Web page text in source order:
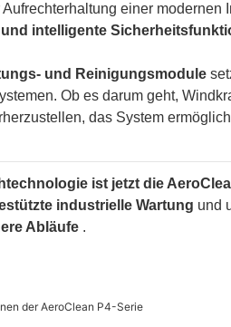
Aufrechterhaltung einer modernen
intelligente
und Reinigungsmodule
Ob es darum geht,
das System
ist jetzt die
industrielle Wartung und
Abläufe .
der AeroClean P4-Serie